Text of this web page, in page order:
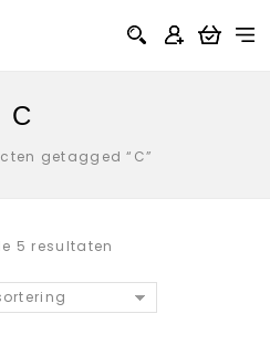
C
getagged “C”
5 resultaten